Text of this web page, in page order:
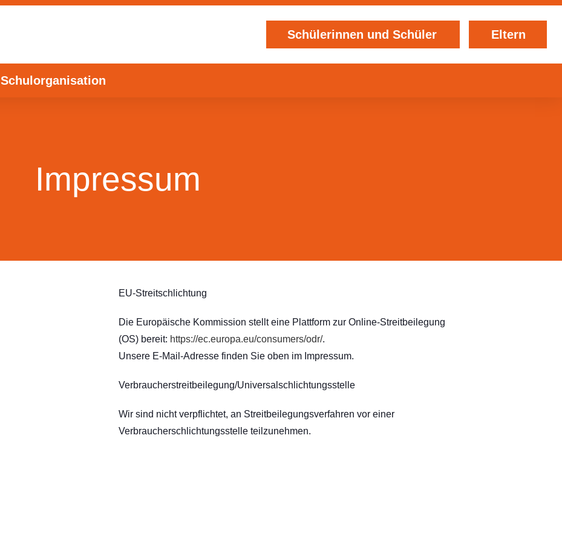
Schülerinnen und Schüler Eltern
Schulorganisation
Impressum
EU-Streitschlichtung
Die Europäische Kommission stellt eine Plattform zur Online-Streitbeilegung
(OS) bereit: https://ec.europa.eu/consumers/odr/.
Unsere E-Mail-Adresse finden Sie oben im Impressum.
Verbraucherstreitbeilegung/Universalschlichtungsstelle
Wir sind nicht verpflichtet, an Streitbeilegungsverfahren vor einer
Verbraucherschlichtungsstelle teilzunehmen.